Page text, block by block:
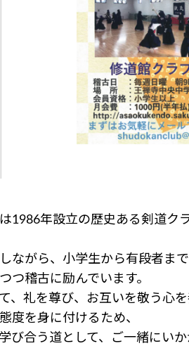
1986年設立の歴史ある剣道クラ
ながら、小学生から有段者ま
つ稽古に励んでいます。
、礼を尊び、お互いを敬う心を
度を身に付けるため、
び合う道として、ご一緒にいか